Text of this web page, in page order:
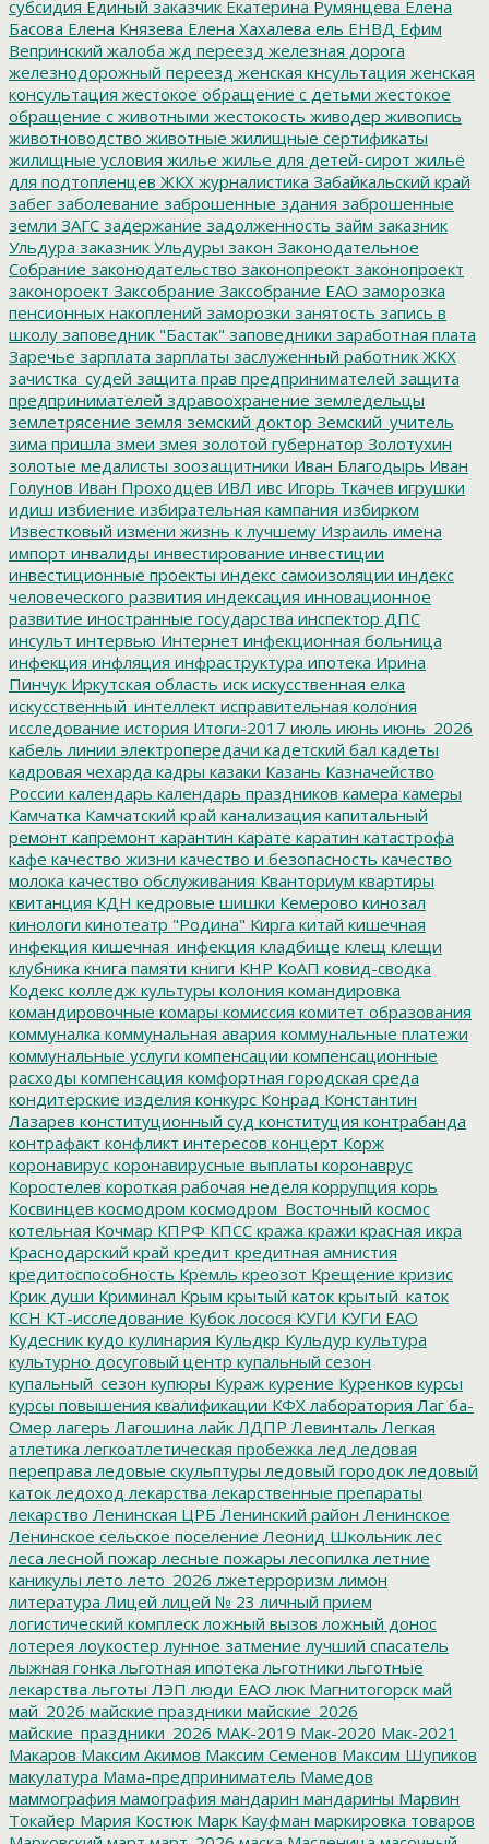
субсидия Единый заказчик Екатерина Румянцева Елена
Басова Елена Князева Елена Хахалева ель ЕНВД Ефим
Вепринский жалоба жд переезд железная дорога
железнодорожный переезд женская кнсультация женская
консультация жестокое обращение с детьми жестокое
обращение с животными жестокость живодер живопись
животноводство животные жилищные сертификаты
жилищные условия жилье жилье для детей-сирот жильё
для подтопленцев ЖКХ журналистика Забайкальский край
забег заболевание заброшенные здания заброшенные
земли ЗАГС задержание задолженность займ заказник
Ульдура заказник Ульдуры закон Законодательное
Собрание законодательство законопреокт законопроект
законороект Заксобрание Заксобрание ЕАО заморозка
пенсионных накоплений заморозки занятость запись в
школу заповедник "Бастак" заповедники заработная плата
Заречье зарплата зарплаты заслуженный работник ЖКХ
зачистка_судей защита прав предпринимателей защита
предпринимателей здравоохранение земледельцы
землетрясение земля земский доктор Земский_учитель
зима пришла змеи змея золотой губернатор Золотухин
золотые медалисты зоозащитники Иван Благодырь Иван
Голунов Иван Проходцев ИВЛ ивс Игорь Ткачев игрушки
идиш избиение избирательная кампания избирком
Известковый измени жизнь к лучшему Израиль имена
импорт инвалиды инвестирование инвестиции
инвестиционные проекты индекс самоизоляции индекс
человеческого развития индексация инновационное
развитие иностранные государства инспектор ДПС
инсульт интервью Интернет инфекционная больница
инфекция инфляция инфраструктура ипотека Ирина
Пинчук Иркутская область иск искусственная елка
искусственный_интеллект исправительная колония
исследование история Итоги-2017 июль июнь июнь_2026
кабель линии электропередачи кадетский бал кадеты
кадровая чехарда кадры казаки Казань Казначейство
России календарь календарь праздников камера камеры
Камчатка Камчатский край канализация капитальный
ремонт капремонт карантин карате каратин катастрофа
кафе качество жизни качество и безопасность качество
молока качество обслуживания Кванториум квартиры
квитанция КДН кедровые шишки Кемерово кинозал
кинологи кинотеатр "Родина" Кирга китай кишечная
инфекция кишечная_инфекция кладбище клещ клещи
клубника книга памяти книги КНР КоАП ковид-сводка
Кодекс колледж культуры колония командировка
командировочные комары комиссия комитет образования
коммуналка коммунальная авария коммунальные платежи
коммунальные услуги компенсации компенсационные
расходы компенсация комфортная городская среда
кондитерские изделия конкурс Конрад Константин
Лазарев конституционный суд конституция контрабанда
контрафакт конфликт интересов концерт Корж
коронавирус коронавирусные выплаты коронаврус
Коростелев короткая рабочая неделя коррупция корь
Косвинцев космодром космодром_Восточный космос
котельная Кочмар КПРФ КПСС кража кражи красная икра
Краснодарский край кредит кредитная амнистия
кредитоспособность Кремль креозот Крещение кризис
Крик души Криминал Крым крытый каток крытый_каток
КСН КТ-исследование Кубок лосося КУГИ КУГИ ЕАО
Кудесник кудо кулинария Кульдкр Кульдур культура
культурно досуговый центр купальный сезон
купальный_сезон купюры Кураж курение Куренков курсы
курсы повышения квалификации КФХ лаборатория Лаг ба-
Омер лагерь Лагошина лайк ЛДПР Левинталь Легкая
атлетика легкоатлетическая пробежка лед ледовая
переправа ледовые скульптуры ледовый городок ледовый
каток ледоход лекарства лекарственные препараты
лекарство Ленинская ЦРБ Ленинский район Ленинское
Ленинское сельское поселение Леонид Школьник лес
леса лесной пожар лесные пожары лесопилка летние
каникулы лето лето_2026 лжетерроризм лимон
литература Лицей лицей № 23 личный прием
логистический комплеск ложный вызов ложный донос
лотерея лоукостер лунное затмение лучший спасатель
лыжная гонка льготная ипотека льготники льготные
лекарства льготы ЛЭП люди ЕАО люк Магнитогорск май
май_2026 майские праздники майские_2026
майские_праздники_2026 МАК-2019 Мак-2020 Мак-2021
Макаров Максим Акимов Максим Семенов Максим Шупиков
макулатура Мама-предприниматель Мамедов
маммография мамография мандарин мандарины Марвин
Токайер Мария Костюк Марк Кауфман маркировка товаров